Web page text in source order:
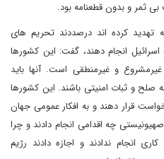
و بدون قطعنامه بود.
تهدید کرده اند درصددند تحریم های
انجام دهند، گفت: این کشورها
و غیرمنطقی است. آنها باید
صلح و ثبات امنیتی باشند. این کشورها
قرار دهند و به افکار عمومی جهان
چه اقدامی انجام دادند و چرا
انجام ندادند و اجازه دادند رژیم